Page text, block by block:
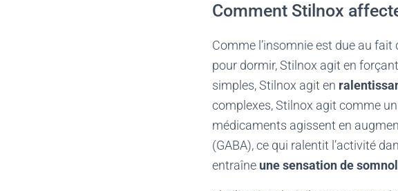
Comment Stilnox
Comme l’insomnie est due au
pour dormir, Stilnox agit en
simples, Stilnox agit en
complexes, Stilnox agit comme
médicaments agissent en
(GABA), ce qui ralentit l’activité
entraîne une sensation de